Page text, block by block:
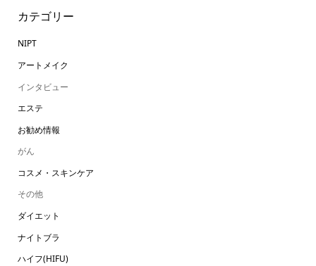
カテゴリー
NIPT
アートメイク
インタビュー
エステ
お勧め情報
がん
コスメ・スキンケア
その他
ダイエット
ナイトブラ
ハイフ(HIFU)